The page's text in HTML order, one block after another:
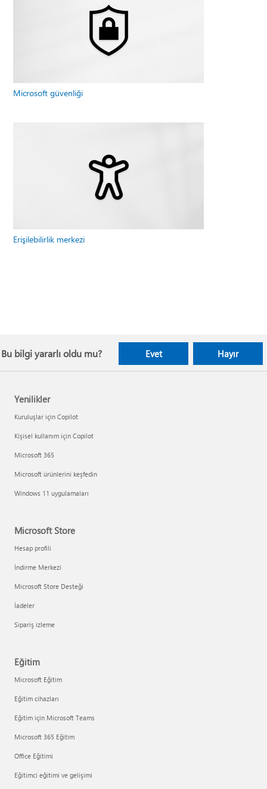
Microsoft güvenliği
Erişilebilirlik merkezi
Bu bilgi yararlı oldu mu? Evet Hayır
Yenilikler
Kuruluşlar için Copilot
Kişisel kullanım için Copilot
Microsoft 365
Microsoft ürünlerini keşfedin
Windows 11 uygulamaları
Microsoft Store
Hesap profili
İndirme Merkezi
Microsoft Store Desteği
İadeler
Sipariş izleme
Eğitim
Microsoft Eğitim
Eğitim cihazları
Eğitim için Microsoft Teams
Microsoft 365 Eğitim
Office Eğitimi
Eğitimci eğitimi ve gelişimi